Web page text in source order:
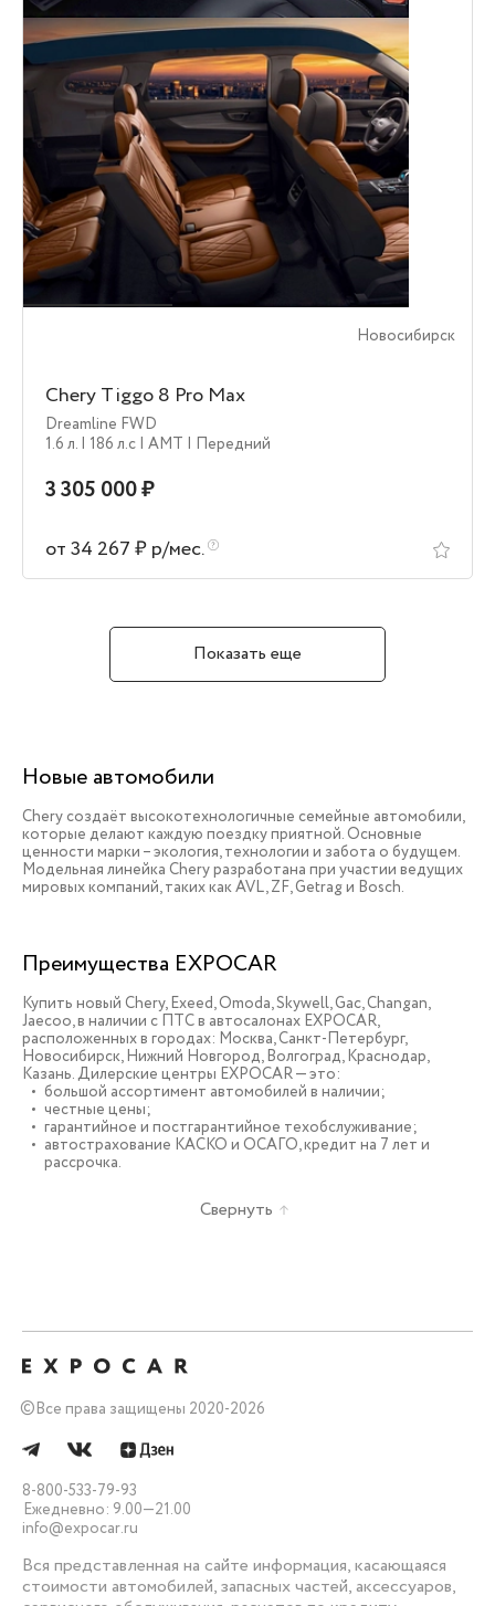
Новосибирск
Chery Tiggo 8 Pro Max
Dreamline FWD
1.6 л. | 186 л.c | AMT | Передний
3 305 000 ₽
от 34 267 ₽ р/мес.
Показать еще
Новые автомобили
Chery создаёт высокотехнологичные семейные автомобили,
которые делают каждую поездку приятной. Основные
ценности марки – экология, технологии и забота о будущем.
Модельная линейка Chery разработана при участии ведущих
мировых компаний, таких как AVL, ZF, Getrag и Bosch.
Преимущества EXPOCAR
Купить новый Chery, Exeed, Omoda, Skywell, Gac, Changan,
Jaecoo, в наличии c ПТС в автосалонах EXPOCAR,
расположенных в городах: Москва, Санкт-Петербург,
Новосибирск, Нижний Новгород, Волгоград, Краснодар,
Казань. Дилерские центры EXPOCAR — это:
большой ассортимент автомобилей в наличии;
честные цены;
гарантийное и постгарантийное техобслуживание;
автострахование КАСКО и ОСАГО, кредит на 7 лет и
рассрочка.
Свернуть
©Все права защищены 2020-2026
8-800-533-79-93
Ежедневно: 9.00—21.00
info@expocar.ru
Вся представленная на сайте информация, касающаяся
стоимости автомобилей, запасных частей, аксессуаров,